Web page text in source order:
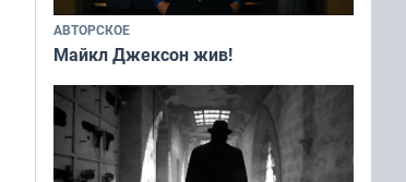
АВТОРСКОЕ
Майкл Джексон жив!